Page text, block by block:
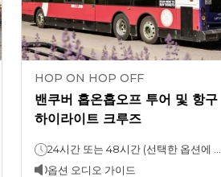
HOP ON HOP OFF
밴쿠버 홉온홉오프 투어 및 항구
하이라이트 크루즈
24시간 또는 48시간 (선택한 옵션에 따라)크루즈: 1시간
옵션 오디오 가이드